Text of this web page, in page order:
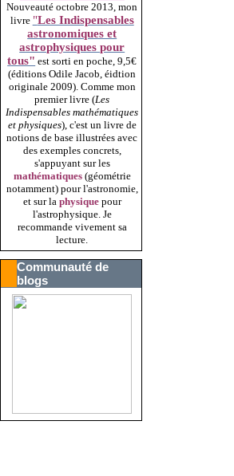
Nouveauté octobre 2013, mon
livre "Les Indispensables
astronomiques et
astrophysiques pour
tous" est sorti en poche, 9,5€
(éditions Odile Jacob, éidtion
originale 2009). Comme mon
premier livre (Les
Indispensables mathématiques
et physiques), c'est un livre de
notions de base illustrées avec
des exemples concrets,
s'appuyant sur les
mathématiques(géométrie
notamment) pour l'astronomie,
et sur la physiquepour
l'astrophysique. Je
recommande vivement sa
lecture.
Communauté de
blogs